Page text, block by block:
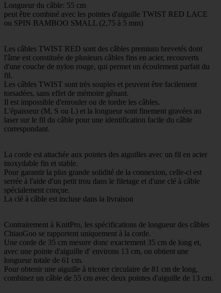
Longueur du câble: 55 cm
peut être combiné avec les pointes d'aiguille TWIST RED LACE
ou SPIN BAMBOO SMALL (2,75 à 5 mm)
Les câbles TWIST RED sont des câbles premium brevetés dont
l'âme est constituée de plusieurs câbles fins en acier, recouverts
d'une couche de nylon rouge, qui permet un écoulement parfait du
fil.
Les câbles TWIST sont très souples et peuvent être facilement
torsadées, sans effet de mémoire gênant.
Il est impossible d'enrouler ou de tordre les câbles.
L'épaisseur (M, S ou L) et la longueur sont finement gravées au
laser sur le fil du câble pour une identification facile du câble
correspondant.
La corde est attachée aux pointes des aiguilles avec un fil en acier
inoxydable fin et stable.
Pour garantir la plus grande solidité de la connexion, celle-ci est
serrée à l'aide d'un petit trou dans le filetage et d'une clé à câble
spécialement conçue.
La clé à câble est incluse dans la livraison
Contrairement à KnitPro, les spécifications de longueur des câbles
ChiaoGoo se rapportent uniquement à la corde.
Une corde de 35 cm mesure donc exactement 35 cm de long et,
avec une pointe d'aiguille d' environs 13 cm, on obtient une
longueur totale de 61 cm.
Pour obtenir une aiguille à tricoter circulaire de 81 cm de long,
combinez un câble de 55 cm avec deux pointes d'aiguille de 13 cm.